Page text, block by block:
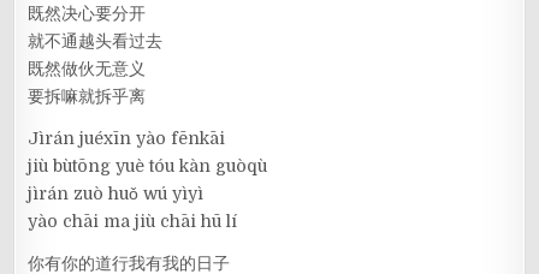
既然决心要分开
就不通越头看过去
既然做伙无意义
要拆嘛就拆乎离
Jìrán juéxīn yào fēnkāi
jiù bùtōng yuè tóu kàn guòqù
jìrán zuò huǒ wú yìyì
yào chāi ma jiù chāi hū lí
你有你的道行我有我的日子